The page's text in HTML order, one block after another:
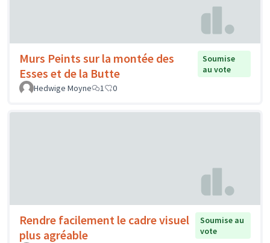
Murs Peints sur la montée des
Esses et de la Butte
Soumise
au vote
Hedwige Moyne
1 0
Rendre facilement le cadre visuel
plus agréable
Soumise au
vote